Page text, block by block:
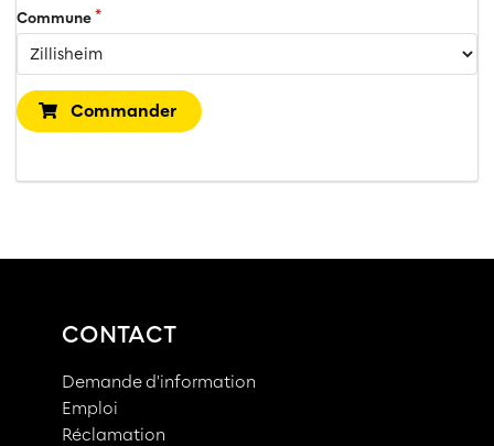
Commune
Commander
CONTACT
Demande d'information
Emploi
Réclamation